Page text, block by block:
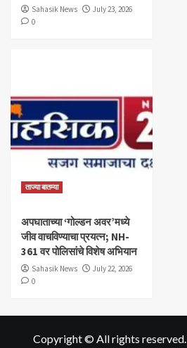
Sahasik News
July 23, 2026
0
ताज्या बातम्या
अपघाताच्या ‘गोल्डन अवर’मध्ये
जीव वाचविण्याचा प्रयत्न; NH-
361 वर पोलिसांचे विशेष अभियान
Sahasik News
July 22, 2026
0
Copyright © All rights reserved.